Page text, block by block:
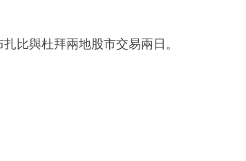
比與杜拜兩地股市交易兩日。